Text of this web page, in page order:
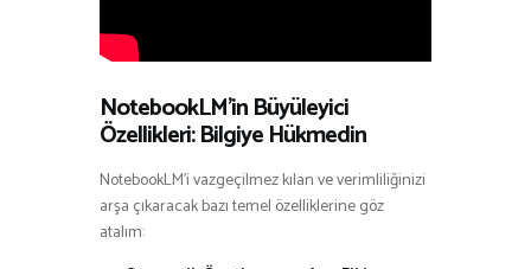
NotebookLM’in Büyüleyici
Özellikleri: Bilgiye Hükmedin
NotebookLM’i vazgeçilmez kılan ve verimliliğinizi
arşa çıkaracak bazı temel özelliklerine göz
atalım: